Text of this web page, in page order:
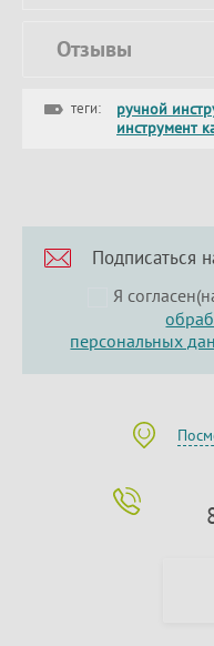
Отзывы
теги:
ручной
инструмент
Подписаться
Я
персональных